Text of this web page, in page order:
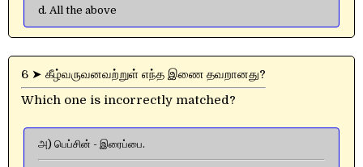
d. All the above
6 ➤ கீழ்வருவனவற்றுள் எந்த இணை தவறானது?
Which one is incorrectly matched?
அ) பெப்சின் - இரைப்பை.